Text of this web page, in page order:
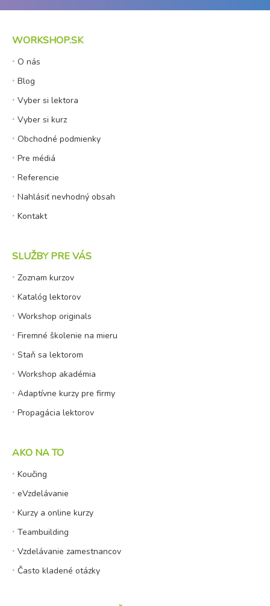
WORKSHOP.SK
O nás
Blog
Vyber si lektora
Vyber si kurz
Obchodné podmienky
Pre médiá
Referencie
Nahlásiť nevhodný obsah
Kontakt
SLUŽBY PRE VÁS
Zoznam kurzov
Katalóg lektorov
Workshop originals
Firemné školenie na mieru
Staň sa lektorom
Workshop akadémia
Adaptívne kurzy pre firmy
Propagácia lektorov
AKO NA TO
Koučing
eVzdelávanie
Kurzy a online kurzy
Teambuilding
Vzdelávanie zamestnancov
Často kladené otázky